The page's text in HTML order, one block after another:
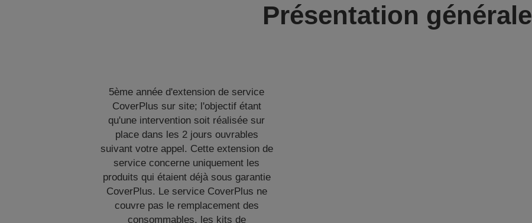
Présentation générale
5ème année d'extension de service
CoverPlus sur site; l'objectif étant
qu'une intervention soit réalisée sur
place dans les 2 jours ouvrables
suivant votre appel. Cette extension de
service concerne uniquement les
produits qui étaient déjà sous garantie
CoverPlus. Le service CoverPlus ne
couvre pas le remplacement des
consommables, les kits de